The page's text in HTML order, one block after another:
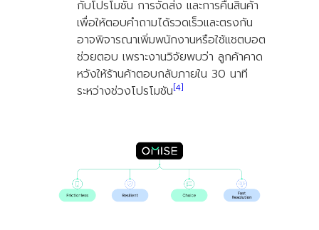
กับโปรโมชัน การจัดส่ง และการคืนสินค้า
เพื่อให้ตอบคำถามได้รวดเร็วและตรงกัน
อาจพิจารณาเพิ่มพนักงานหรือใช้แชตบอต
ช่วยตอบ เพราะงานวิจัยพบว่า ลูกค้าคาด
หวังให้ร้านค้าตอบกลับภายใน 30 นาที
ระหว่างช่วงโปรโมชัน[4]